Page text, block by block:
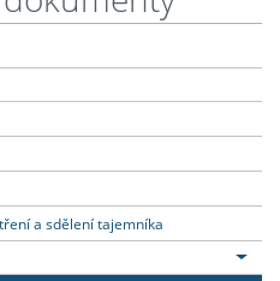
a sdělení tajemníka